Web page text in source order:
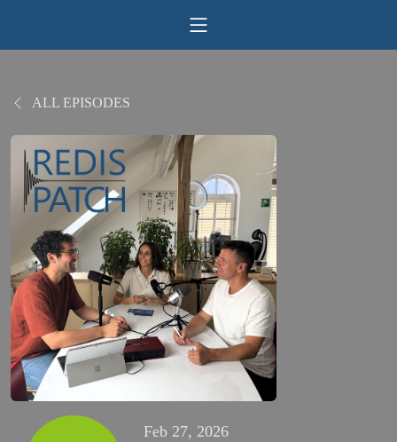
ALL EPISODES
Feb 27, 2026